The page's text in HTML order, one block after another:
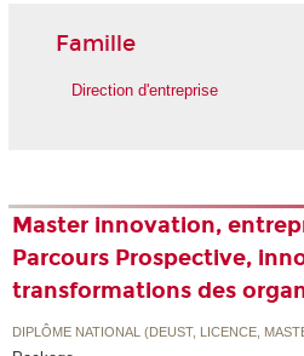
Famille
Direction d'entreprise
Master innovation,
Parcours Prospective,
transformations des
DIPLÔME NATIONAL (DEUST, LICENCE,